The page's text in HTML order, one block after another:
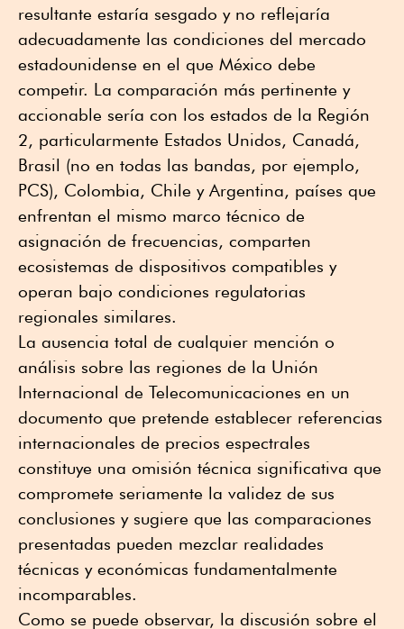
resultante estaría sesgado y no reflejaría
adecuadamente las condiciones del mercado
estadounidense en el que México debe
competir. La comparación más pertinente y
accionable sería con los estados de la Región
2, particularmente Estados Unidos, Canadá,
Brasil (no en todas las bandas, por ejemplo,
PCS), Colombia, Chile y Argentina, países que
enfrentan el mismo marco técnico de
asignación de frecuencias, comparten
ecosistemas de dispositivos compatibles y
operan bajo condiciones regulatorias
regionales similares.
La ausencia total de cualquier mención o
análisis sobre las regiones de la Unión
Internacional de Telecomunicaciones en un
documento que pretende establecer referencias
internacionales de precios espectrales
constituye una omisión técnica significativa que
compromete seriamente la validez de sus
conclusiones y sugiere que las comparaciones
presentadas pueden mezclar realidades
técnicas y económicas fundamentalmente
incomparables.
Como se puede observar, la discusión sobre el